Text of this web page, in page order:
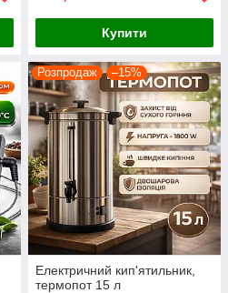
Купити
Розпродаж –15%
Електричний кип'ятильник,
термопот 15 л